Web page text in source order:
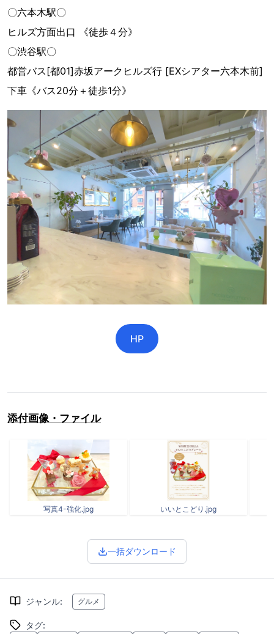
〇六本木駅〇
ヒルズ方面出口 《徒歩４分》
〇渋谷駅〇
都営バス[都01]赤坂アークヒルズ行 [EXシアター六本木前]
下車《バス20分＋徒歩1分》
HP
添付画像・ファイル
写真4-強化.jpg いいとこどり.jpg
一括ダウンロード
ジャンル: グルメ
タグ: